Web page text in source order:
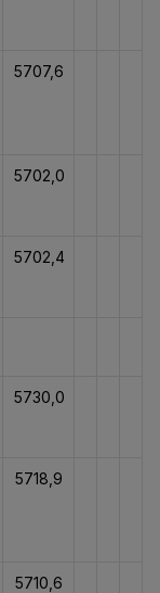
5707,6
5702,0
5702,4
5730,0
5718,9
5710,6